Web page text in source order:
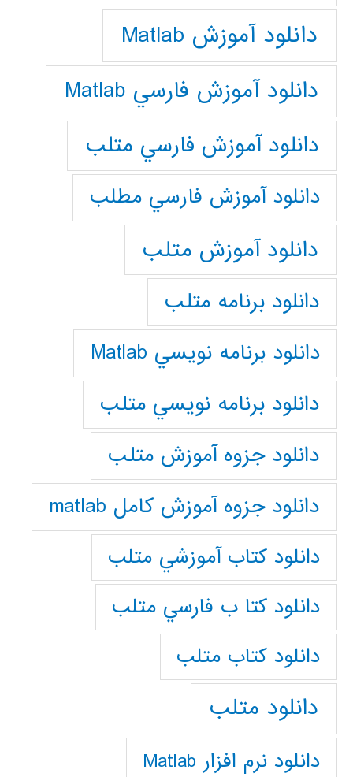
دانلود آموزش Matlab
دانلود آموزش فارسي Matlab
دانلود آموزش فارسي متلب
دانلود آموزش فارسي مطلب
دانلود آموزش متلب
دانلود برنامه متلب
دانلود برنامه نويسي Matlab
دانلود برنامه نويسي متلب
دانلود جزوه آموزش متلب
دانلود جزوه آموزش کامل matlab
دانلود كتاب آموزشي متلب
دانلود كتا ب فارسي متلب
دانلود كتاب متلب
دانلود متلب
دانلود نرم افزار Matlab